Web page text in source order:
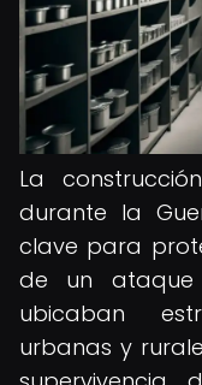
La
durante la
clave para
de un ataque
ubicaban
urbanas y